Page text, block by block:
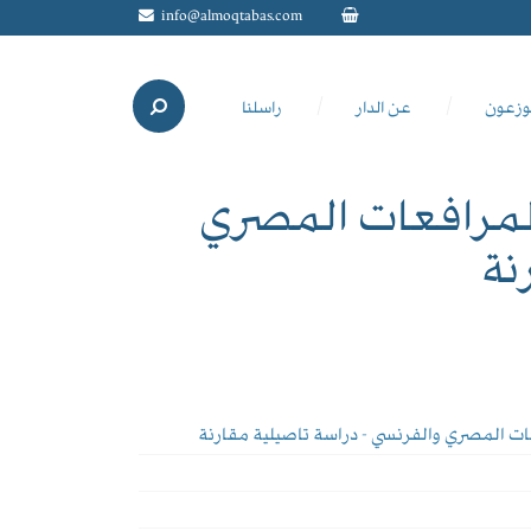
info@almoqtabas.com
عن الدار راسلنا
المصري
المصري والفرنسي - دراسة تاصيلية مقارنة